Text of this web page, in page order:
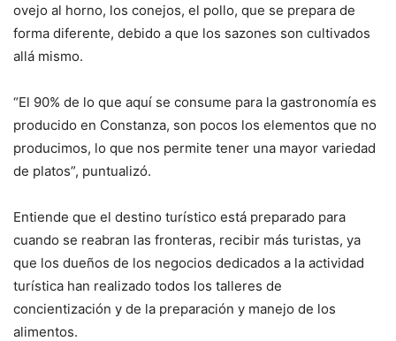
ovejo al horno, los conejos, el pollo, que se prepara de
forma diferente, debido a que los sazones son cultivados
allá mismo.
“El 90% de lo que aquí se consume para la gastronomía es
producido en Constanza, son pocos los elementos que no
producimos, lo que nos permite tener una mayor variedad
de platos”, puntualizó.
Entiende que el destino turístico está preparado para
cuando se reabran las fronteras, recibir más turistas, ya
que los dueños de los negocios dedicados a la actividad
turística han realizado todos los talleres de
concientización y de la preparación y manejo de los
alimentos.